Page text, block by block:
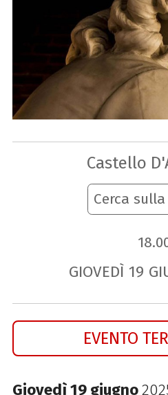
Castello
Cerca
GIOVEDÌ 19
EVENTO
Giovedì 19 giugno